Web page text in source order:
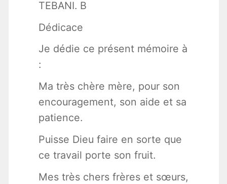
TEBANI. B
Dédicace
Je dédie ce présent mémoire à
:
Ma très chère mère, pour son
encouragement, son aide et sa
patience.
Puisse Dieu faire en sorte que
ce travail porte son fruit.
Mes très chers frères et sœurs,